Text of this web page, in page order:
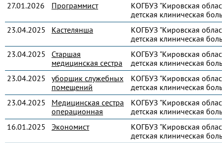
27.01.2026
Программист
КОГБУЗ "Кировская
детская клиническая
23.04.2025
Кастелянша
КОГБУЗ "Кировская
детская клиническая
23.04.2025
Старшая
медицинская сестра
КОГБУЗ "Кировская
детская клиническая
23.04.2025
уборщик служебных
помещений
КОГБУЗ "Кировская
детская клиническая
23.04.2025
Медицинская сестра
операционная
КОГБУЗ "Кировская
детская клиническая
16.01.2025
Экономист
КОГБУЗ "Кировская
детская клиническая